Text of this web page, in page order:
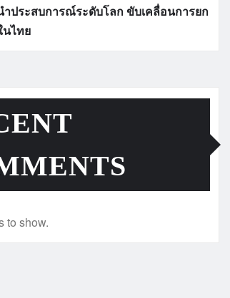
ำประสบการณ์ระดับโลก ขับเคลื่อนการยก
นไทย
to show.